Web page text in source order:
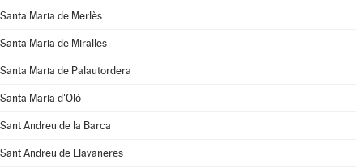
Santa Maria de Merlès
Santa Maria de Miralles
Santa Maria de Palautordera
Santa Maria d'Oló
Sant Andreu de la Barca
Sant Andreu de Llavaneres